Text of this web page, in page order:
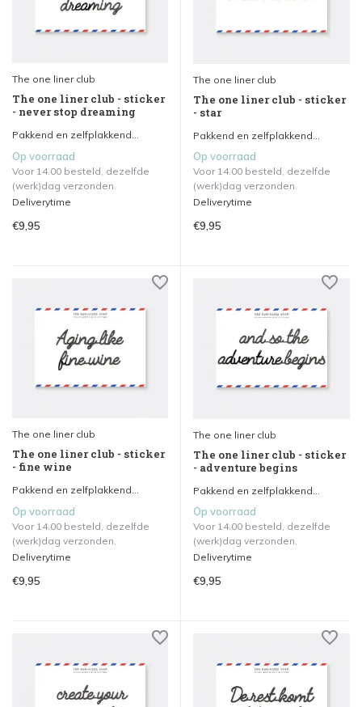
The one liner club
The one liner club - sticker
- never stop dreaming
Pakkend en zelfplakkend...
Op voorraad
Voor 14.00 besteld, dezelfde
(werk)dag verzonden.
Deliverytime
€9,95
The one liner club
The one liner club - sticker
- star
Pakkend en zelfplakkend...
Op voorraad
Voor 14.00 besteld, dezelfde
(werk)dag verzonden.
Deliverytime
€9,95
The one liner club
The one liner club - sticker
- fine wine
Pakkend en zelfplakkend...
Op voorraad
Voor 14.00 besteld, dezelfde
(werk)dag verzonden.
Deliverytime
€9,95
The one liner club
The one liner club - sticker
- adventure begins
Pakkend en zelfplakkend...
Op voorraad
Voor 14.00 besteld, dezelfde
(werk)dag verzonden.
Deliverytime
€9,95